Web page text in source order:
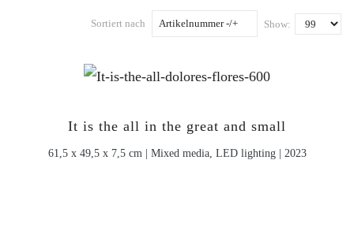
Sortiert nach Artikelnummer -/+ Show:
It is the all in the great and small
61,5 x 49,5 x 7,5 cm | Mixed media, LED lighting | 2023